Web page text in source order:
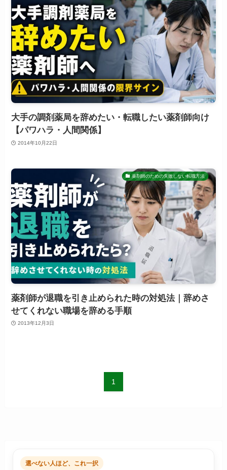
大手の調剤薬局を辞めたい・転職したい薬剤師向け
【パワハラ・人間関係】
2014年10月22日
薬剤師のための失敗しない転職方法
薬剤師が退職を引き止められた時の対処法｜辞めさ
せてくれない職場を辞める手順
2013年12月3日
1
選べない人ほど、これ一択